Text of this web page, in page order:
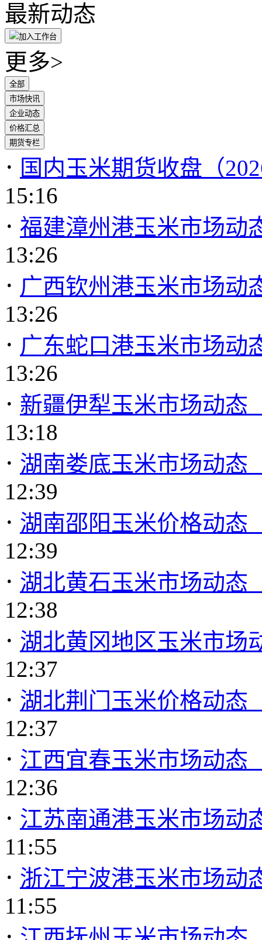
最新动态
加入工作台
更多>
全部
市场快讯
企业动态
价格汇总
期货专栏
· 国内玉米期货收盘（
15:16
· 福建漳州港玉米市场动
13:26
· 广西钦州港玉米市场动
13:26
· 广东蛇口港玉米市场动
13:26
· 新疆伊犁玉米市场动态
13:18
· 湖南娄底玉米市场动态
12:39
· 湖南邵阳玉米价格动态
12:39
· 湖北黄石玉米市场动态
12:38
· 湖北黄冈地区玉米市场
12:37
· 湖北荆门玉米价格动态
12:37
· 江西宜春玉米市场动态
12:36
· 江苏南通港玉米市场动
11:55
· 浙江宁波港玉米市场动
11:55